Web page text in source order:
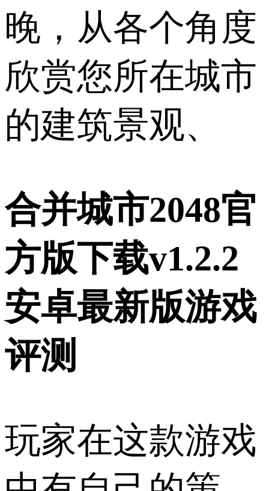
晚，从各个角度
欣赏您所在城市
的建筑景观、
合并城市2048官
方版下载v1.2.2
安卓最新版游戏
评测
玩家在这款游戏